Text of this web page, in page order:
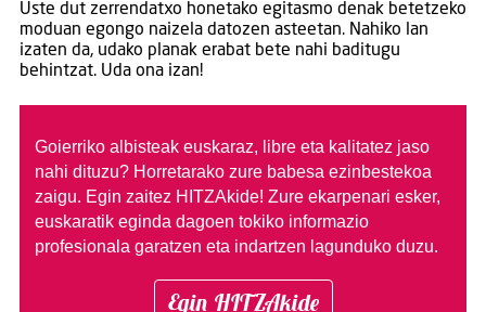
Uste dut zerrendatxo honetako egitasmo denak betetzeko
moduan egongo naizela datozen asteetan. Nahiko lan
izaten da, udako planak erabat bete nahi baditugu
behintzat. Uda ona izan!
Goierriko albisteak euskaraz, libre eta kalitatez jaso
nahi dituzu? Horretarako zure babesa ezinbestekoa
zaigu. Egin zaitez HITZAkide! Zure ekarpenari esker,
euskaratik eginda dagoen tokiko informazio
profesionala garatzen eta indartzen lagunduko duzu.
Egin HITZAkide